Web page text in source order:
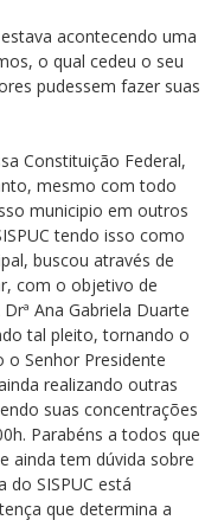
acontecendo uma
o qual cedeu o seu
pudessem fazer suas
Constituição Federal,
mesmo com todo
municipio em outros
tendo isso como
buscou através de
com o objetivo de
Ana Gabriela Duarte
tal pleito, tornando o
Senhor Presidente
realizando outras
suas concentrações
Parabéns a todos que
ainda tem dúvida sobre
SISPUC está
que determina a